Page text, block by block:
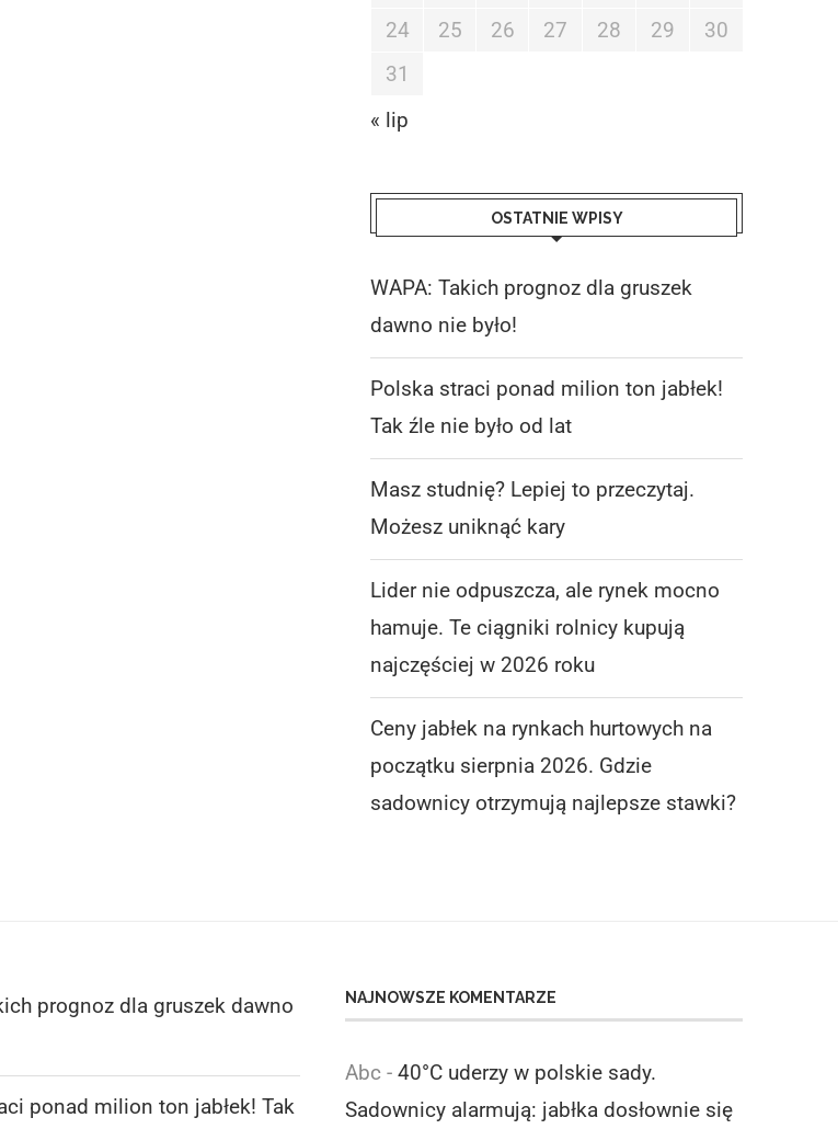
24
25 26 27 28 29
30
31
« lip
OSTATNIE WPISY
WAPA: Takich prognoz dla gruszek
dawno nie było!
Polska straci ponad milion ton jabłek!
Tak źle nie było od lat
Masz studnię? Lepiej to przeczytaj.
Możesz uniknąć kary
Lider nie odpuszcza, ale rynek mocno
hamuje. Te ciągniki rolnicy kupują
najczęściej w 2026 roku
Ceny jabłek na rynkach hurtowych na
początku sierpnia 2026. Gdzie
sadownicy otrzymują najlepsze stawki?
prognoz dla gruszek dawno
ponad milion ton jabłek! Tak
NAJNOWSZE KOMENTARZE
Abc -40°C uderzy w polskie sady.
Sadownicy alarmują: jabłka dosłownie się